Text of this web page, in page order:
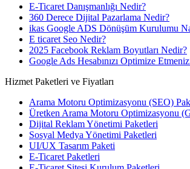
E-Ticaret Danışmanlığı Nedir?
360 Derece Dijital Pazarlama Nedir?
ikas Google ADS Dönüşüm Kurulumu
E ticaret Seo Nedir?
2025 Facebook Reklam Boyutları Nedir?
Google Ads Hesabınızı Optimize
Hizmet Paketleri ve Fiyatları
Arama Motoru Optimizasyonu (SEO)
Üretken Arama Motoru Optimizasyonu
Dijital Reklam Yönetimi Paketleri
Sosyal Medya Yönetimi Paketleri
UI/UX Tasarım Paketi
E-Ticaret Paketleri